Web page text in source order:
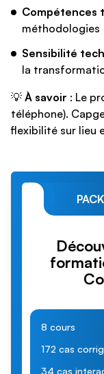
Compétences
méthodologies
Sensibilité tech
la
💡 À savoir : Le
téléphone).
flexibilité sur lieu
8 cours
172 cas
34 cas